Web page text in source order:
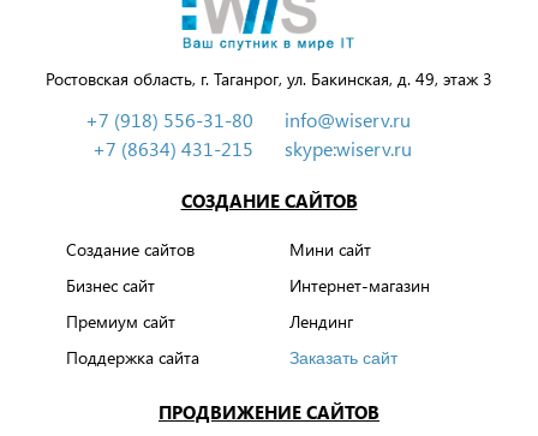
Ростовская область, г. Таганрог, ул. Бакинская, д. 49, этаж 3
+7 (918) 556-31-80
+7 (8634) 431-215
info@wiserv.ru
skype:wiserv.ru
СОЗДАНИЕ САЙТОВ
Создание сайтов
Мини сайт
Бизнес сайт
Интернет-магазин
Премиум сайт
Лендинг
Поддержка сайта
Заказать сайт
ПРОДВИЖЕНИЕ САЙТОВ